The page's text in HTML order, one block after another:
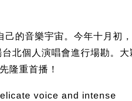
的音樂宇宙。今年十月初，
北個人演唱會進行場勘。大
隆重首播！
voice and intense